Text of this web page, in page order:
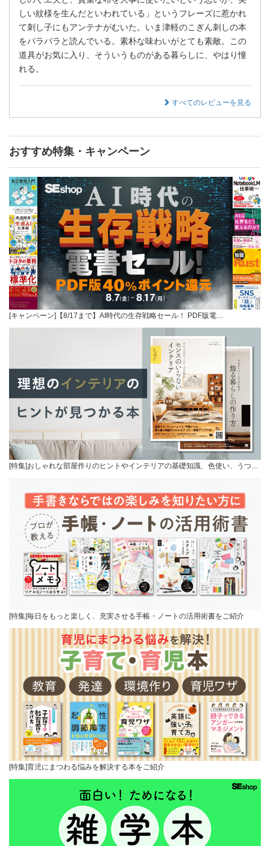
しい紋様を生んだといわれている」というフレーズに惹かれ
て刺し子にもアンテナがむいた。いま津軽のこぎん刺しの本
をパラパラと読んでいる。素朴な味わいがとても素敵。この
道具がお気に入り、そういうものがある暮らしに、やはり憧
れる。
すべてのレビューを見る
おすすめ特集・キャンペーン
[キャンペーン]【8/17まで】AI時代の生存戦略セール！ PDF版電…
[特集]おしゃれな部屋作りのヒントやインテリアの基礎知識、色使い、うつ…
[特集]毎日をもっと楽しく、充実させる手帳・ノートの活用術書をご紹介
[特集]育児にまつわる悩みを解決する本をご紹介